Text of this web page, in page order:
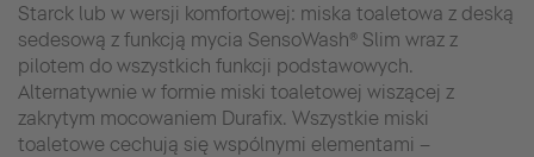
Starck lub w wersji komfortowej: miska toaletowa z deską
sedesową z funkcją mycia SensoWash® Slim wraz z
pilotem do wszystkich funkcji podstawowych.
Alternatywnie w formie miski toaletowej wiszącej z
zakrytym mocowaniem Durafix. Wszystkie miski
toaletowe cechują się wspólnymi elementami –